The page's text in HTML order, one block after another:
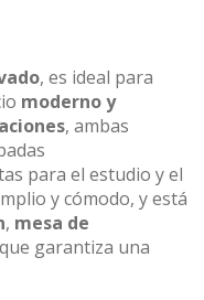
, es ideal para
moderno y
, ambas
para el estudio y el
y cómodo, y está
, mesa de
garantiza una